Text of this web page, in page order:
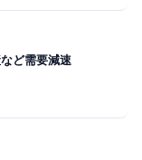
ど需要減速